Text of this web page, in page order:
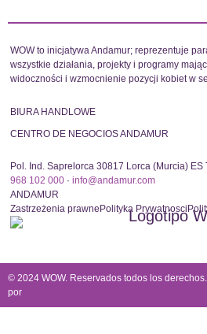
WOW to inicjatywa Andamur; reprezentuje
wszystkie działania, projekty i programy
widoczności i wzmocnienie pozycji kobiet w
BIURA HANDLOWE
CENTRO DE NEGOCIOS ANDAMUR
Pol. Ind. Saprelorca 30817 Lorca (Murcia) ES
968 102 000 ·info@andamur.com
ANDAMUR
Zastrzeżenia prawnePolityka Prywatnosci
© 2024 WOW. Reservados todos los
por